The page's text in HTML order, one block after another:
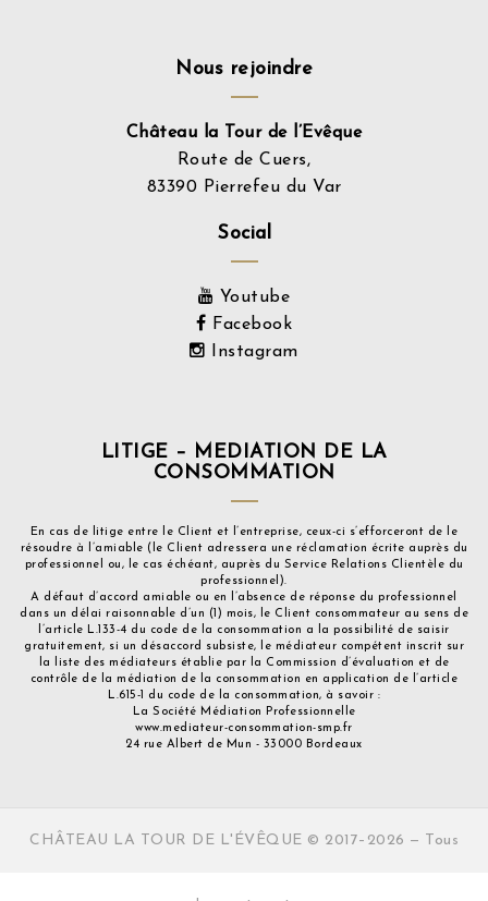
Nous rejoindre
Château la Tour de l’Evêque
Route de Cuers,
83390 Pierrefeu du Var
Social
Youtube
Facebook
Instagram
LITIGE – MEDIATION DE LA
CONSOMMATION
En cas de litige entre le Client et l’entreprise, ceux-ci s’efforceront de le
résoudre à l’amiable (le Client adressera une réclamation écrite auprès du
professionnel ou, le cas échéant, auprès du Service Relations Clientèle du
professionnel).
A défaut d’accord amiable ou en l’absence de réponse du professionnel
dans un délai raisonnable d’un (1) mois, le Client consommateur au sens de
l’article L.133-4 du code de la consommation a la possibilité de saisir
gratuitement, si un désaccord subsiste, le médiateur compétent inscrit sur
la liste des médiateurs établie par la Commission d’évaluation et de
contrôle de la médiation de la consommation en application de l’article
L.615-1 du code de la consommation, à savoir :
La Société Médiation Professionnelle
www.mediateur-consommation-smp.fr
24 rue Albert de Mun - 33000 Bordeaux
CHÂTEAU LA TOUR DE L'ÉVÊQUE © 2017–2026 — Tous